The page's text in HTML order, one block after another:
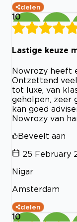
delen
10
Lastige keuze
Nowrozy heeft
Ontzettend
tot luxe, van
geholpen, zeer
kan goed
Nowrozy van
Beveelt aan
25 February
Nigar
Amsterdam
delen
10